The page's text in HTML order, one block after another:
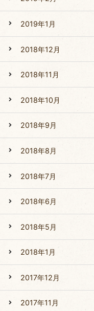
2019年1月
2018年12月
2018年11月
2018年10月
2018年9月
2018年8月
2018年7月
2018年6月
2018年5月
2018年1月
2017年12月
2017年11月